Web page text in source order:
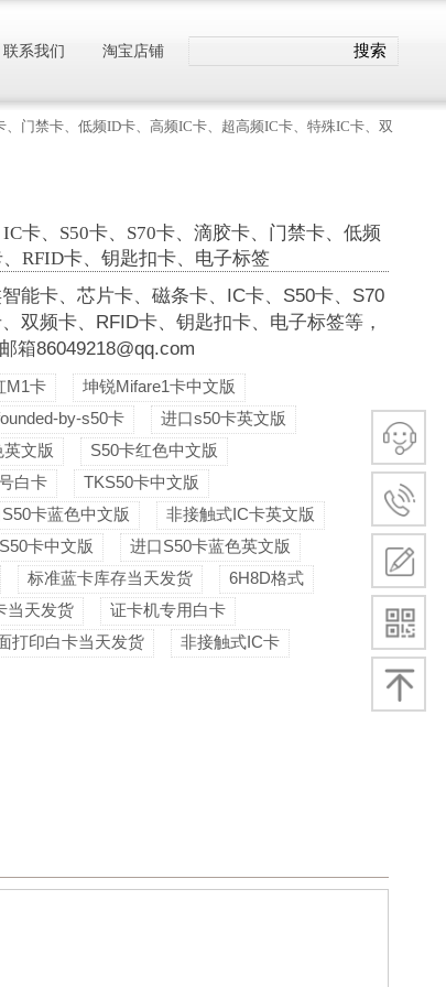
门禁卡、低频ID卡、高频IC卡、超高频IC卡、特殊IC卡、双
卡、S50卡、S70卡、滴胶卡、门禁卡、低频
RFID卡、钥匙扣卡、电子标签
能卡、芯片卡、磁条卡、IC卡、S50卡、S70
双频卡、RFID卡、钥匙扣卡、电子标签等，
箱86049218@qq.com
M1卡
坤锐Mifare1卡中文版
by-s50卡
进口s50卡英文版
英文版
S50卡红色中文版
白卡
TKS50卡中文版
卡蓝色中文版
非接触式IC卡英文版
卡中文版
进口S50卡蓝色英文版
标准蓝卡库存当天发货
6H8D格式
当天发货
证卡机专用白卡
打印白卡当天发货
非接触式IC卡
联系我们 淘宝店铺 搜索